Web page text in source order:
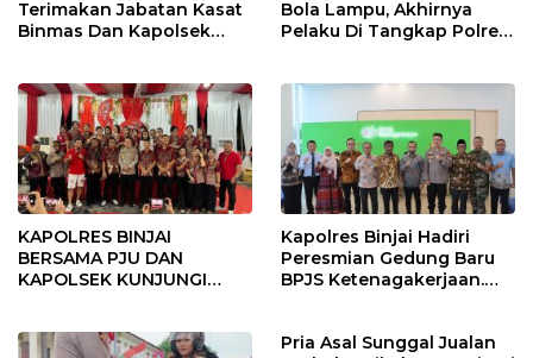
Terimakan Jabatan Kasat
Binmas Dan Kapolsek
Bola Lampu, Akhirnya
Pelaku Di Tangkap Polres
KAPOLRES BINJAI
BERSAMA PJU DAN
KAPOLSEK KUNJUNGI
Kapolres Binjai Hadiri
Peresmian Gedung Baru
BPJS Ketenagakerjaan.
Pria Asal Sunggal Jualan